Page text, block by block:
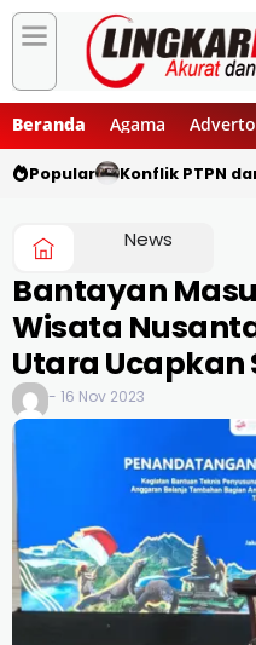
Beranda Agama
Popular Konflik PTPN
News
Bantayan
Wisata
Utara Ucapkan
- 16 Nov 2023